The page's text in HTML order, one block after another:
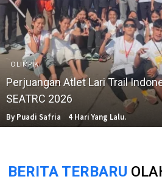
OLIMPIK
Perjuangan Atlet Lari Trail
SEATRC 2026
By Puadi Safria 4 Hari Yang Lalu.
BERITA TERBARU